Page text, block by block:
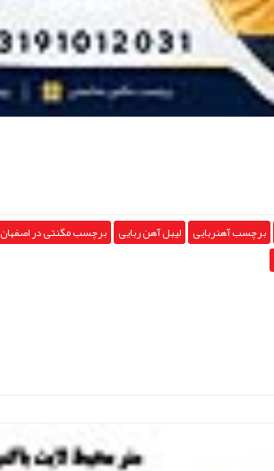
برچسب آهنربایی لیبل آهن ربایی برچسب مگنتی در اصفهان